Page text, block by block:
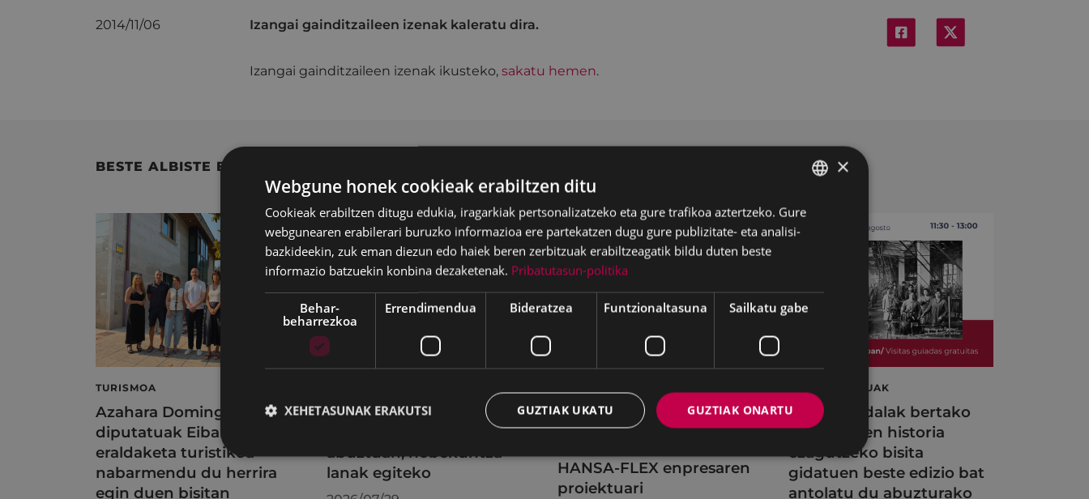
2014/11/06 Izangai gainditzaileen izenak kaleratu dira.
Izangai gainditzaileen izenak ikusteko, sakatu hemen.
BESTE ALBISTE BATZUK
TURISMOA
Azahara Dominguez
diputatuak Eibarko
eraldaketa turistikoa
nabarmendu du herrira
egin duen bisitan
Kirol-instalazioetako
ordutegiak egokitu dira
abuztuan, hobekuntza-
lanak egiteko
ENPLEGUA ETA BERRIKUNTZA
Eibarko Udalak
HANSA-FLEX enpresaren
proiektuari
BISITA GIDATUAK
Eibarko Udalak bertako
industriaren historia
ezagutzeko bisita
gidatuen beste edizio bat
antolatu du abuzturako
BASQUE
SPANISH
×
Webgune honek cookieak erabiltzen ditu
Cookieak erabiltzen ditugu edukia, iragarkiak pertsonalizatzeko eta gure trafikoa aztertzeko. Gure
webgunearen erabilerari buruzko informazioa ere partekatzen dugu gure publizitate- eta analisi-
bazkideekin, zuk eman diezun edo haiek beren zerbitzuak erabiltzeagatik bildu duten beste
informazio batzuekin konbina dezaketenak. Pribatutasun-politika
Behar-
beharrezkoa
Errendimendua Bideratzea Funtzionaltasuna Sailkatu gabe
GUZTIAK ONARTU
GUZTIAK UKATU
XEHETASUNAK ERAKUTSI